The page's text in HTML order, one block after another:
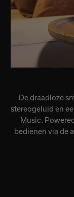
De draadloze
stereogeluid en
Music.
bedienen via de